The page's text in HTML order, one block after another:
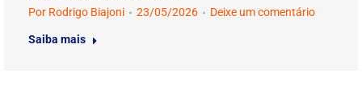
Por Rodrigo Biajoni 23/05/2026 Deixe um comentário
Saiba mais